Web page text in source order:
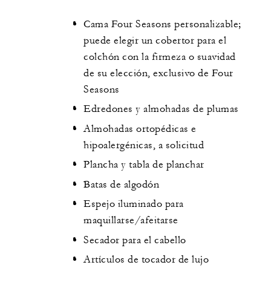
Cama Four Seasons personalizable;
puede elegir un cobertor para el
colchón con la firmeza o suavidad
de su elección, exclusivo de Four
Seasons
Edredones y almohadas de plumas
Almohadas ortopédicas e
hipoalergénicas, a solicitud
Plancha y tabla de planchar
Batas de algodón
Espejo iluminado para
maquillarse/afeitarse
Secador para el cabello
Artículos de tocador de lujo